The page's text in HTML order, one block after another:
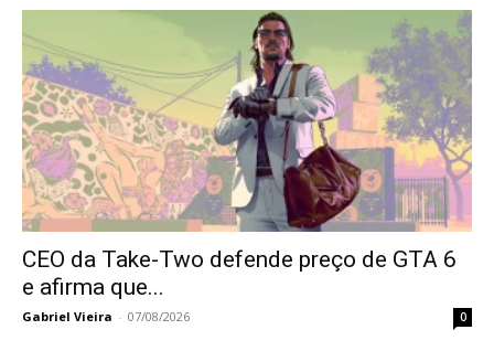
CEO da Take-Two defende preço de GTA 6
e afirma que...
Gabriel Vieira - 07/08/2026 0